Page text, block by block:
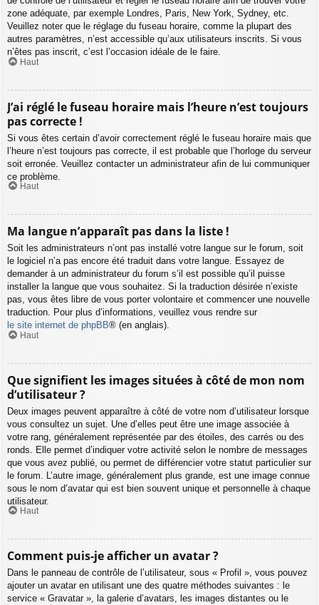
zone adéquate, par exemple Londres, Paris, New York, Sydney, etc.
Veuillez noter que le réglage du fuseau horaire, comme la plupart des
autres paramètres, n’est accessible qu’aux utilisateurs inscrits. Si vous
n’êtes pas inscrit, c’est l’occasion idéale de le faire.
Haut
J’ai réglé le fuseau horaire mais l’heure n’est toujours
pas correcte !
Si vous êtes certain d’avoir correctement réglé le fuseau horaire mais que
l’heure n’est toujours pas correcte, il est probable que l’horloge du serveur
soit erronée. Veuillez contacter un administrateur afin de lui communiquer
ce problème.
Haut
Ma langue n’apparaît pas dans la liste !
Soit les administrateurs n’ont pas installé votre langue sur le forum, soit
le logiciel n’a pas encore été traduit dans votre langue. Essayez de
demander à un administrateur du forum s’il est possible qu’il puisse
installer la langue que vous souhaitez. Si la traduction désirée n’existe
pas, vous êtes libre de vous porter volontaire et commencer une nouvelle
traduction. Pour plus d’informations, veuillez vous rendre sur
le site internet de phpBB® (en anglais).
Haut
Que signifient les images situées à côté de mon nom
d’utilisateur ?
Deux images peuvent apparaître à côté de votre nom d’utilisateur lorsque
vous consultez un sujet. Une d’elles peut être une image associée à
votre rang, généralement représentée par des étoiles, des carrés ou des
ronds. Elle permet d’indiquer votre activité selon le nombre de messages
que vous avez publié, ou permet de différencier votre statut particulier sur
le forum. L’autre image, généralement plus grande, est une image connue
sous le nom d’avatar qui est bien souvent unique et personnelle à chaque
utilisateur.
Haut
Comment puis-je afficher un avatar ?
Dans le panneau de contrôle de l’utilisateur, sous « Profil », vous pouvez
ajouter un avatar en utilisant une des quatre méthodes suivantes : le
service « Gravatar », la galerie d’avatars, les images distantes ou le